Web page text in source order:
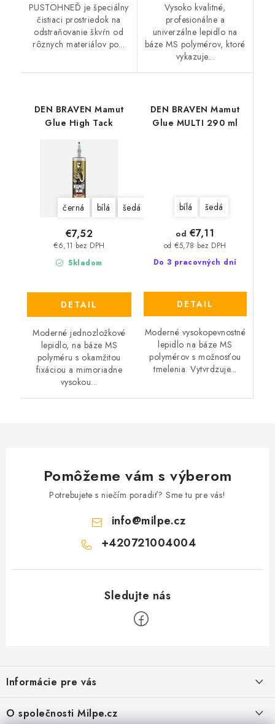
PUSTOHNEĎ je špeciálny
čistiaci prostriedok na
odstraňovanie škvŕn od
rôznych materiálov po...
Vysoko kvalitné,
profesionálne a
univerzálne lepidlo na
báze MS polymérov, ktoré
vykazuje...
DEN BRAVEN Mamut
Glue High Tack
černá bílá šedá
Skladom
€6,11 bez DPH
€7,52
DETAIL
Moderné jednozložkové
lepidlo, na báze MS
polyméru s okamžitou
fixáciou a mimoriadne
vysokou...
DEN BRAVEN Mamut
Glue MULTI 290 ml
bílá šedá
Do 3 pracovných dní
od €5,78 bez DPH
od €7,11
DETAIL
Moderné vysokopevnostné
lepidlo na báze MS
polymérov s možnosťou
tmelenia. Vytvrdzuje...
Pomôžeme vám s výberom
Potrebujete s niečím poradiť? Sme tu pre vás!
info@milpe.cz
+420721004004
p
ä
Informácie pre vás
O společnosti Milpe.cz